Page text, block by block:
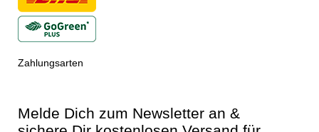
Zahlungsarten
Melde Dich zum Newsletter an &